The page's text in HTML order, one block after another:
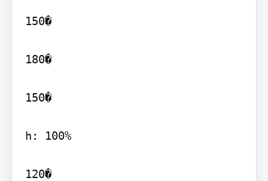
150�
180�
150�
h: 100%
120�